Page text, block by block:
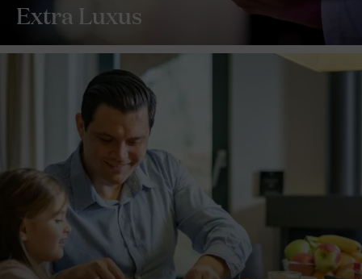
Extra Luxus